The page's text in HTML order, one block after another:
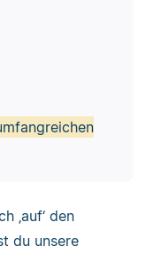
‚auf‘ den
du unsere